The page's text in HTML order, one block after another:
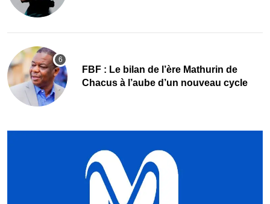
FBF : Le bilan de l’ère Mathurin de
Chacus à l’aube d’un nouveau cycle